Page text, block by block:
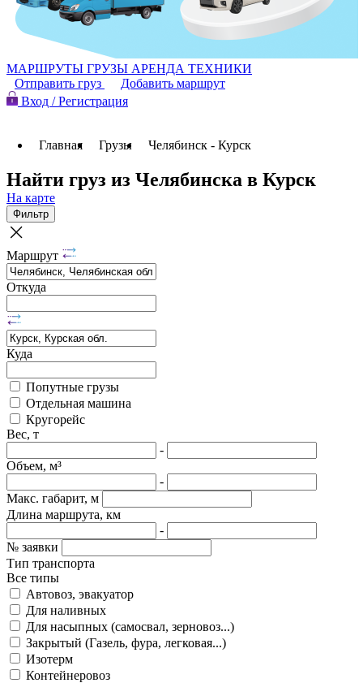
МАРШРУТЫ ГРУЗЫ АРЕНДА ТЕХНИКИ
Отправить груз
Добавить маршрут
Вход / Регистрация
Главная Грузы Челябинск - Курск
Найти груз из Челябинска в Курск
На карте
Фильтр
Маршрут
Откуда
Куда
Попутные грузы
Отдельная машина
Кругорейс
Вес, т
-
Объем, м³
-
Макс. габарит, м
Длина маршрута, км
-
№ заявки
Тип транспорта
Все типы
Автовоз, эвакуатор
Для наливных
Для насыпных (самосвал, зерновоз...)
Закрытый (Газель, фура, легковая...)
Изотерм
Контейнеровоз